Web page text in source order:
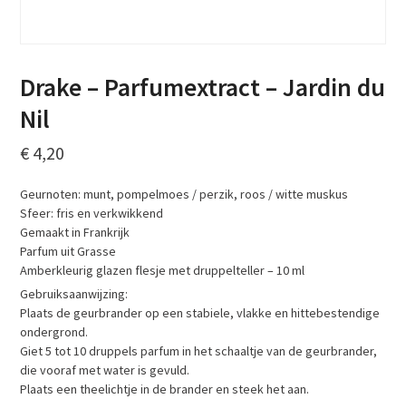
Drake – Parfumextract – Jardin du
Nil
€ 4,20
Geurnoten: munt, pompelmoes / perzik, roos / witte muskus
Sfeer: fris en verkwikkend
Gemaakt in Frankrijk
Parfum uit Grasse
Amberkleurig glazen flesje met druppelteller – 10 ml
Gebruiksaanwijzing:
Plaats de geurbrander op een stabiele, vlakke en hittebestendige
ondergrond.
Giet 5 tot 10 druppels parfum in het schaaltje van de geurbrander,
die vooraf met water is gevuld.
Plaats een theelichtje in de brander en steek het aan.